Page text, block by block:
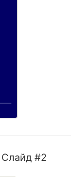
Слайд #2